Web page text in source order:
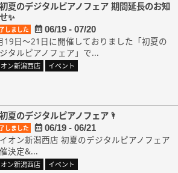
夏のデジタルピアノフェア 期間延長のお知
✨
しました 06/19 - 07/20
19日～21日に開催しておりました「初夏の
タルピアノフェア」で...
ン新潟西店 イベント
夏のデジタルピアノフェア🌂
しました 06/19 - 06/21
オン新潟西店 初夏のデジタルピアノフェア
決定&...
ン新潟西店 イベント